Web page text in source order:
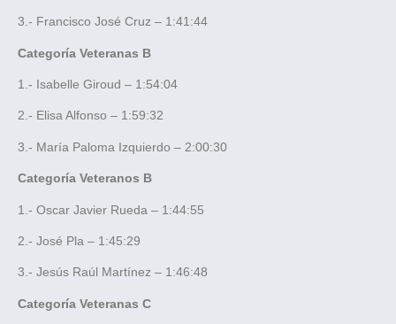
3.- Francisco José Cruz – 1:41:44
Categoría Veteranas B
1.- Isabelle Giroud – 1:54:04
2.- Elisa Alfonso – 1:59:32
3.- María Paloma Izquierdo – 2:00:30
Categoría Veteranos B
1.- Oscar Javier Rueda – 1:44:55
2.- José Pla – 1:45:29
3.- Jesús Raúl Martínez – 1:46:48
Categoría Veteranas C